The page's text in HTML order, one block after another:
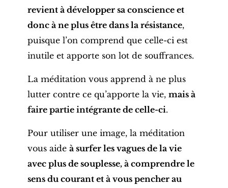
revient à développer sa conscience et
donc à ne plus être dans la résistance,
puisque l’on comprend que celle-ci est
inutile et apporte son lot de souffrances.
La méditation vous apprend à ne plus
lutter contre ce qu’apporte la vie, mais à
faire partie intégrante de celle-ci.
Pour utiliser une image, la méditation
vous aide à surfer les vagues de la vie
avec plus de souplesse, à comprendre le
sens du courant et à vous pencher au